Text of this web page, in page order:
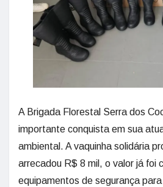
A Brigada Florestal Serra dos
importante conquista em sua
ambiental. A vaquinha solidária
arrecadou R$ 8 mil, o valor já foi
equipamentos de segurança